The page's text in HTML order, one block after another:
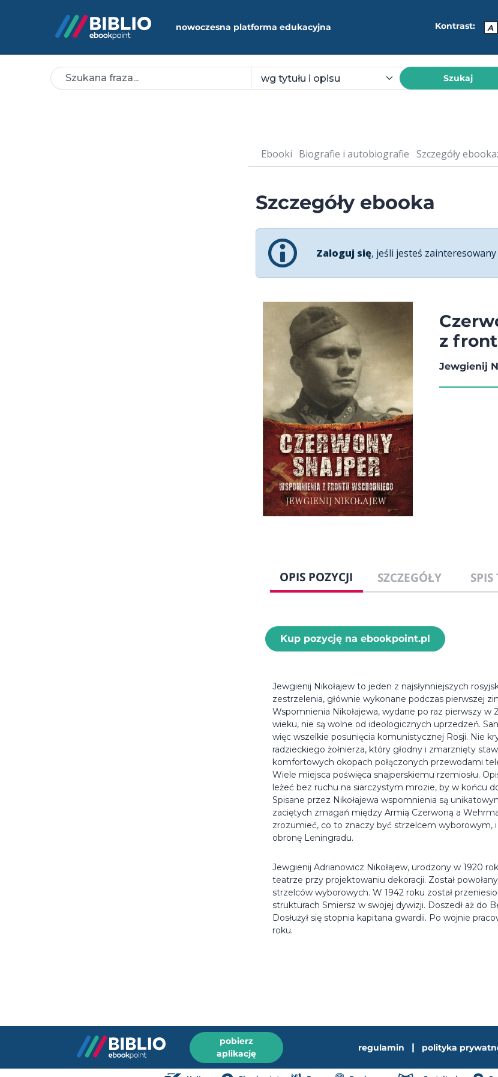
nowoczesna platforma edukacyjna Kontrast: A
Szukaj
Ebooki Biografie i autobiografie Szczegóły
Szczegóły ebooka
Zaloguj się, jeśli jesteś
z
Jewgienij
OPIS POZYCJI SZCZEGÓŁY SPIS
Kup pozycję na ebookpoint.pl
Jewgienij Nikołajew to jeden z najsłynniejszych
zestrzelenia, głównie wykonane podczas pierwszej
Wspomnienia Nikołajewa, wydane po raz pierwszy
wieku, nie są wolne od ideologicznych uprzedzeń.
więc wszelkie posunięcia komunistycznej Rosji. Nie
radzieckiego żołnierza, który głodny i zmarznięty
komfortowych okopach połączonych przewodami
Wiele miejsca poświęca snajperskiemu rzemiosłu.
leżeć bez ruchu na siarczystym mrozie, by w końcu
Spisane przez Nikołajewa wspomnienia są
zaciętych zmagań między Armią Czerwoną a
zrozumieć, co to znaczy być strzelcem wyborowym,
obronę Leningradu.
Jewgienij Adrianowicz Nikołajew, urodzony w 1920
teatrze przy projektowaniu dekoracji. Został
strzelców wyborowych. W 1942 roku został
strukturach Smiersz w swojej dywizji. Doszedł aż do
Dosłużył się stopnia kapitana gwardii. Po wojnie
roku.
pobierz
aplikację
regulamin | polityka